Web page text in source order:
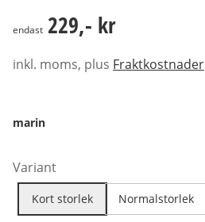
229,- kr
endast 229,- kr
inkl. moms, plus Fraktkostnader
marin
Variant
Kort storlek Normalstorlek